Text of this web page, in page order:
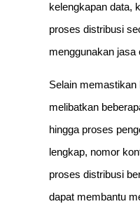
kelengkapan data,
proses distribusi
menggunakan jasa
Selain
melibatkan
hingga proses
lengkap, nomor
proses distribusi
dapat membantu